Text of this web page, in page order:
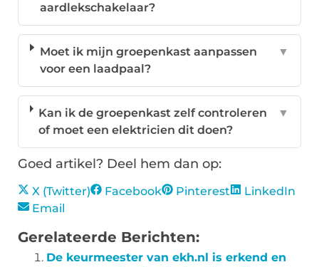
aardlekschakelaar?
Moet ik mijn groepenkast aanpassen
voor een laadpaal?
▼
Kan ik de groepenkast zelf controleren
of moet een elektricien dit doen?
▼
Goed artikel? Deel hem dan op:
X (Twitter) Facebook Pinterest
LinkedIn
Email
Gerelateerde Berichten:
De keurmeester van ekh.nl is erkend en